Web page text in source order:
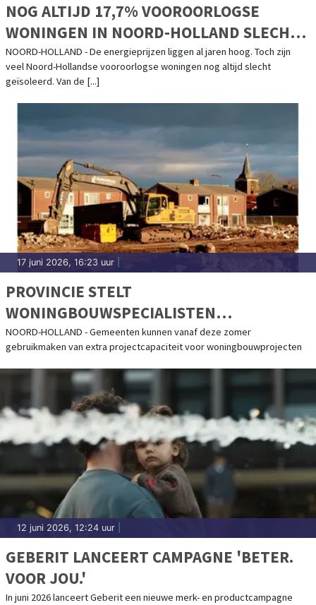
NOG ALTIJD 17,7% VOOROORLOGSE
WONINGEN IN NOORD-HOLLAND SLECHT
GEÏSOLEERD
NOORD-HOLLAND - De energieprijzen liggen al jaren hoog. Toch zijn
veel Noord-Hollandse vooroorlogse woningen nog altijd slecht
geïsoleerd. Van de [...]
17 juni 2026, 16:23 uur
PROVINCIE STELT
WONINGBOUWSPECIALISTEN
BESCHIKBAAR VOOR GEMEENTEN
NOORD-HOLLAND - Gemeenten kunnen vanaf deze zomer
gebruikmaken van extra projectcapaciteit voor woningbouwprojecten
12 juni 2026, 12:24 uur
GEBERIT LANCEERT CAMPAGNE 'BETER.
VOOR JOU.'
In juni 2026 lanceert Geberit een nieuwe merk- en productcampagne